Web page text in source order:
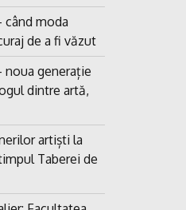
când moda
de a fi văzut
noua generație
dintre artă,
artiști la
Taberei de